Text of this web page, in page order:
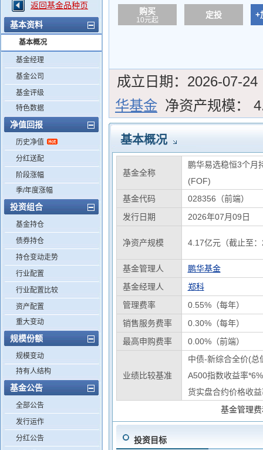
返回基金品种页
基本资料
基本概况
基金经理
基金公司
基金评级
特色数据
净值回报
历史净值
分红送配
阶段涨幅
季/年度涨幅
投资组合
基金持仓
债券持仓
持仓变动走势
行业配置
行业配置比较
资产配置
重大变动
规模份额
规模变动
持有人结构
基金公告
全部公告
发行运作
分红公告
购买
10元起
定投 +
成立日期： 2026-07-24
华基金 净资产规模：
基本概况
基金全称
鹏华易选稳恒3个月
(FOF)
基金代码
028356（前端）
发行日期
2026年07月09日
净资产规模 4.17亿元（截止至
基金管理人
鹏华基金
基金经理人
郑科
管理费率
0.55%（每年）
销售服务费率
0.30%（每年）
最高申购费率
0.00%（前端）
业绩比较基准
中债-新综合全价(总
A500指数收益率
货实盘合约价格收
基金管理
投资目标